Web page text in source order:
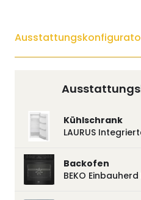
Kühlschrank
Backofen